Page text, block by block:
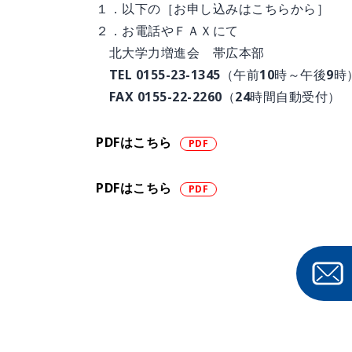
１．以下の［お申し込みはこちらから］
２．お電話やＦＡＸにて
北大学力増進会 帯広本部
TEL 0155-23-1345（午前10時～午後9時）
FAX 0155-22-2260（24時間自動受付）
PDFはこちら
PDFはこちら